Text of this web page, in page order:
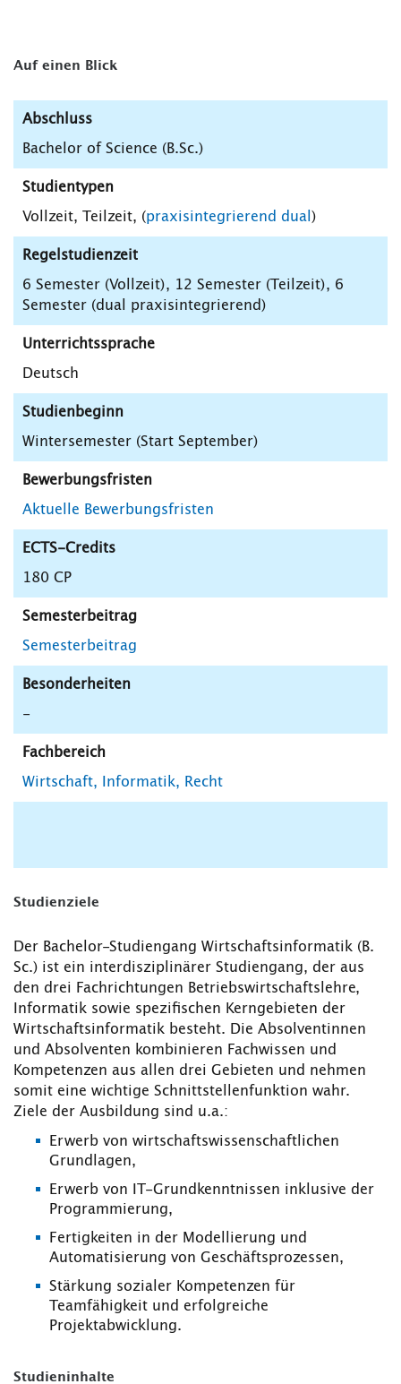
Auf einen Blick
Abschluss
Bachelor of Science (B.Sc.)
Studientypen
Vollzeit, Teilzeit, (praxisintegrierend dual )
Regelstudienzeit
6 Semester (Vollzeit), 12 Semester (Teilzeit), 6
Semester (dual praxisintegrierend)
Unterrichtssprache
Deutsch
Studienbeginn
Wintersemester (Start September)
Bewerbungsfristen
Aktuelle Bewerbungsfristen
ECTS-Credits
180 CP
Semesterbeitrag
Semesterbeitrag
Besonderheiten
-
Fachbereich
Wirtschaft, Informatik, Recht
Studienziele
Der Bachelor-Studiengang Wirtschaftsinformatik (B.
Sc.) ist ein interdisziplinärer Studiengang, der aus
den drei Fachrichtungen Betriebswirtschaftslehre,
Informatik sowie spezifischen Kerngebieten der
Wirtschaftsinformatik besteht. Die Absolventinnen
und Absolventen kombinieren Fachwissen und
Kompetenzen aus allen drei Gebieten und nehmen
somit eine wichtige Schnittstellenfunktion wahr.
Ziele der Ausbildung sind u.a.:
Erwerb von wirtschaftswissenschaftlichen
Grundlagen,
Erwerb von IT-Grundkenntnissen inklusive der
Programmierung,
Fertigkeiten in der Modellierung und
Automatisierung von Geschäftsprozessen,
Stärkung sozialer Kompetenzen für
Teamfähigkeit und erfolgreiche
Projektabwicklung.
Studieninhalte